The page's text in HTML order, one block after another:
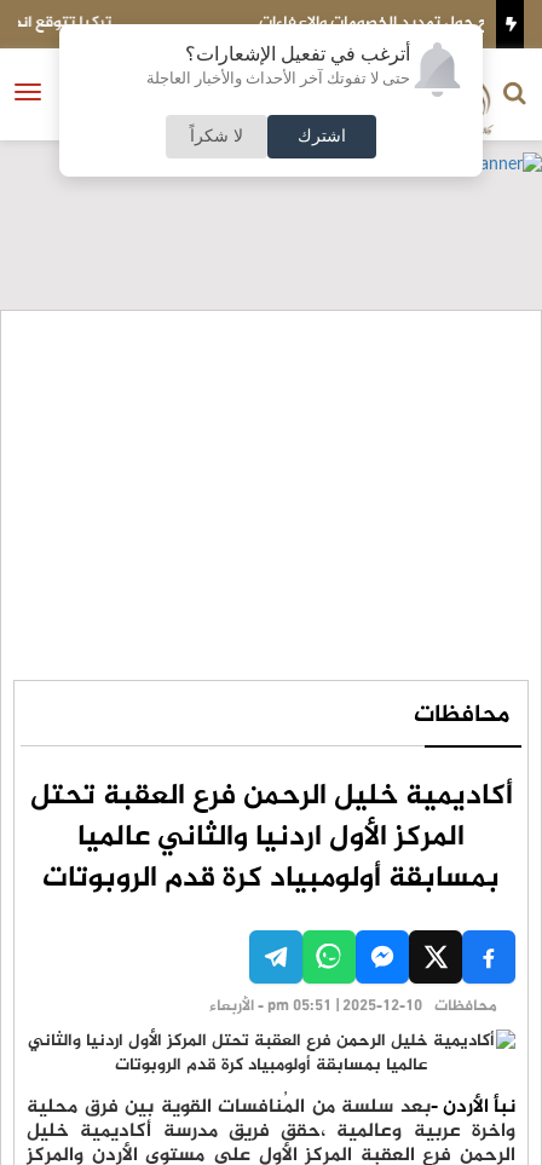
أترغب في تفعيل الإشعارات؟
حتى لا تفوتك آخر الأحداث والأخبار العاجلة
اشترك لا شكراً
تركيا تتوقع انضمام مصر إلى اتفاق الدفاع مع السعودية
فتح
الناشر و رئيس التحرير
النسخة الكاملة
محافظات
أكاديمية خليل الرحمن فرع العقبة تحتل
المركز الأول اردنيا والثاني عالميا
بمسابقة أولومبياد كرة قدم الروبوتات
محافظات pm 05:51 | 2025-12-10 - الأربعاء
نبأ الأردن -بعد سلسة من المُنافسات القوية بين فرق محلية
واخرة عربية وعالمية ،حقق فريق مدرسة أكاديمية خليل
الرحمن فرع العقبة المركز الأول على مستوى الأردن والمركز